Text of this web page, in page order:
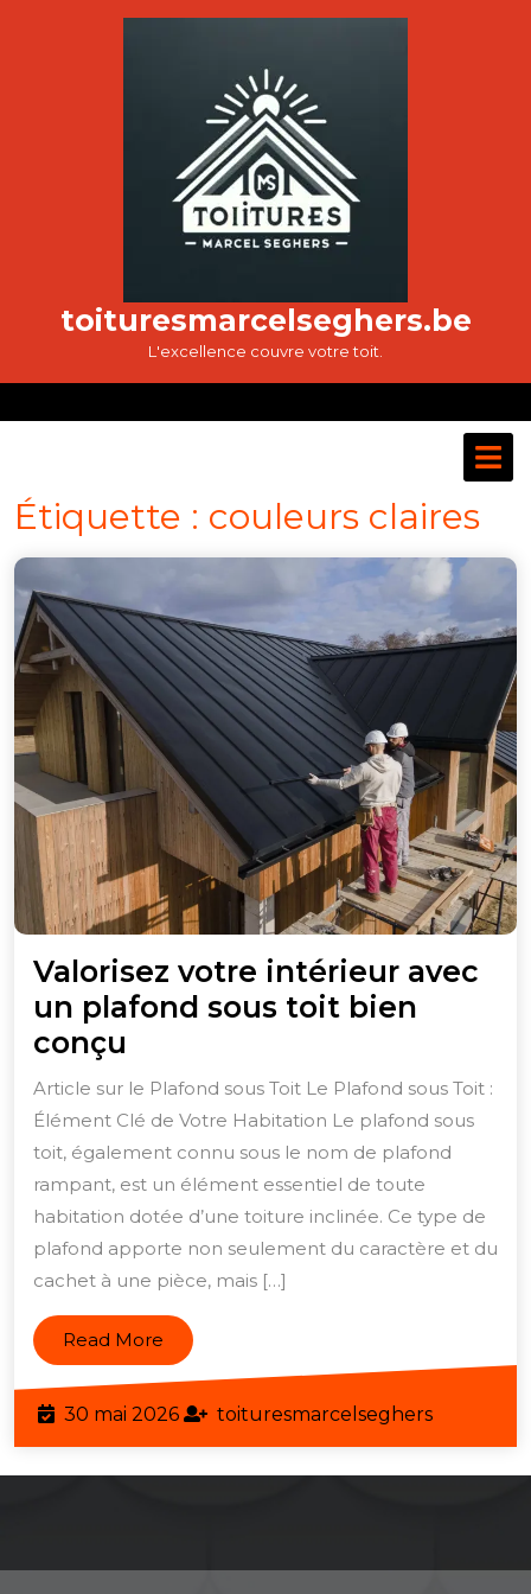
toituresmarcelseghers.be
L'excellence couvre votre toit.
Étiquette : couleurs claires
Valorisez votre intérieur avec
un plafond sous toit bien
conçu
votre
intérieur
avec
un
plafond
sous
toit
bien
conçu
Article sur le Plafond sous Toit Le Plafond sous Toit :
Élément Clé de Votre Habitation Le plafond sous
toit, également connu sous le nom de plafond
rampant, est un élément essentiel de toute
habitation dotée d’une toiture inclinée. Ce type de
plafond apporte non seulement du caractère et du
cachet à une pièce, mais […]
Read More Read
More
30 mai 202630
mai
2026
toituresmarcelseghers